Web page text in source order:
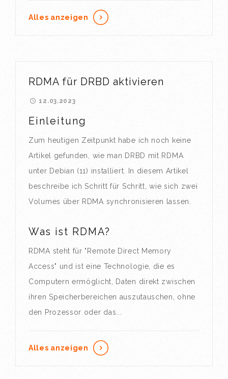
Alles anzeigen
RDMA für DRBD aktivieren
12.03.2023
Einleitung
Zum heutigen Zeitpunkt habe ich noch keine
Artikel gefunden, wie man DRBD mit RDMA
unter Debian (11) installiert. In diesem Artikel
beschreibe ich Schritt für Schritt, wie sich zwei
Volumes über RDMA synchronisieren lassen.
Was ist RDMA?
RDMA steht für "Remote Direct Memory
Access" und ist eine Technologie, die es
Computern ermöglicht, Daten direkt zwischen
ihren Speicherbereichen auszutauschen, ohne
den Prozessor oder das...
Alles anzeigen